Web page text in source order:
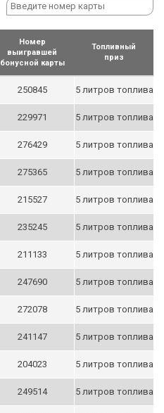
Номер
выигравшей
бонусной карты
Топливный
приз
250845 5 литров топлива
229971 5 литров топлива
276429 5 литров топлива
275365 5 литров топлива
215527 5 литров топлива
235245 5 литров топлива
211133 5 литров топлива
247690 5 литров топлива
272078 5 литров топлива
241147 5 литров топлива
204023 5 литров топлива
249514 5 литров топлива